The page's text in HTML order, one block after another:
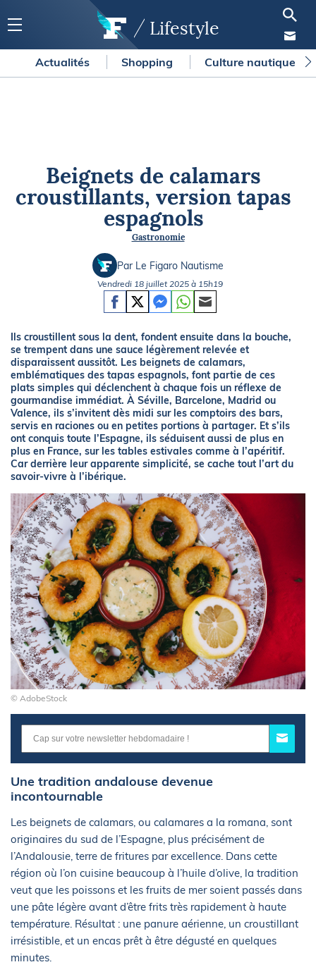
Lifestyle
Actualités Shopping Culture nautique
Beignets de calamars
croustillants, version tapas
espagnols
Gastronomie
Par Le Figaro Nautisme
Vendredi 18 juillet 2025 à 15h19
Ils croustillent sous la dent, fondent ensuite dans la bouche,
se trempent dans une sauce légèrement relevée et
disparaissent aussitôt. Les beignets de calamars,
emblématiques des tapas espagnols, font partie de ces
plats simples qui déclenchent à chaque fois un réflexe de
gourmandise immédiat. À Séville, Barcelone, Madrid ou
Valence, ils s’invitent dès midi sur les comptoirs des bars,
servis en raciones ou en petites portions à partager. Et s’ils
ont conquis toute l’Espagne, ils séduisent aussi de plus en
plus en France, sur les tables estivales comme à l’apéritif.
Car derrière leur apparente simplicité, se cache tout l’art du
savoir-vivre à l’ibérique.
© AdobeStock
Une tradition andalouse devenue
incontournable
Les beignets de calamars, ou calamares a la romana, sont
originaires du sud de l’Espagne, plus précisément de
l’Andalousie, terre de fritures par excellence. Dans cette
région où l’on cuisine beaucoup à l’huile d’olive, la tradition
veut que les poissons et les fruits de mer soient passés dans
une pâte légère avant d’être frits très rapidement à haute
température. Résultat : une panure aérienne, un croustillant
irrésistible, et un encas prêt à être dégusté en quelques
minutes.